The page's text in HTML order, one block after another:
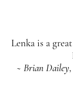
Lenka is a
~ Brian